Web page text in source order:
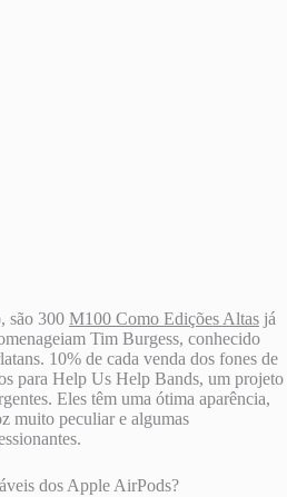
são 300 M100 Como Edições Altas já
Tim Burgess, conhecido
10% de cada venda dos fones de
para Help Us Help Bands, um projeto
Eles têm uma ótima aparência,
muito peculiar e algumas
​​dos Apple AirPods?